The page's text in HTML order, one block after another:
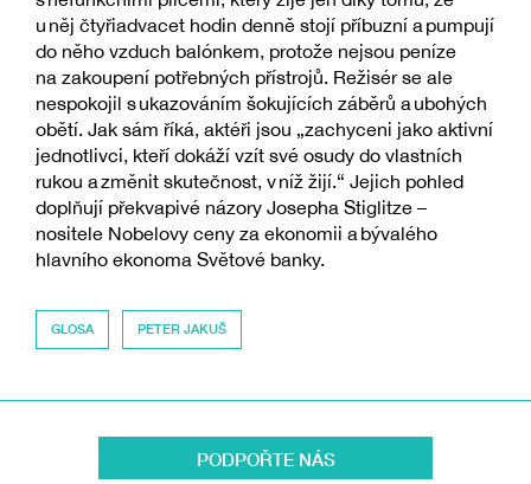
u něj čtyřiadvacet hodin denně stojí příbuzní a pumpují
do něho vzduch balónkem, protože nejsou peníze
na zakoupení potřebných přístrojů. Režisér se ale
nespokojil s ukazováním šokujících záběrů a ubohých
obětí. Jak sám říká, aktéři jsou „zachyceni jako aktivní
jednotlivci, kteří dokáží vzít své osudy do vlastních
rukou a změnit skutečnost, v níž žijí.“ Jejich pohled
doplňují překvapivé názory Josepha Stiglitze –
nositele Nobelovy ceny za ekonomii a bývalého
hlavního ekonoma Světové banky.
GLOSA PETER JAKUŠ
PODPOŘTE NÁS